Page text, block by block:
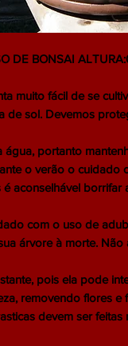
DE BONSAI
muito fácil de se
de sol. Devemos
água, portanto
o verão o cuidado
aconselhável borrifar
com o uso de
árvore à morte. Não
pois ela pode
removendo flores e
devem ser feitas